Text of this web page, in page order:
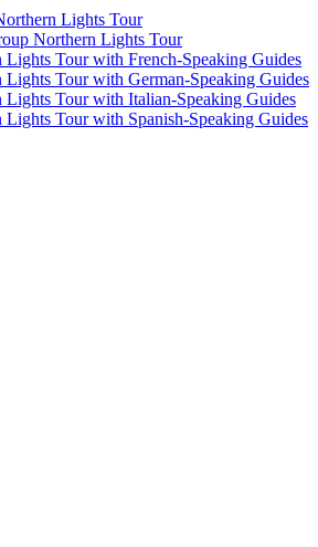
Lights Tour
Northern Lights Tour
Lights Tour with French-Speaking Guides
Lights Tour with German-Speaking Guides
Lights Tour with Italian-Speaking Guides
Lights Tour with Spanish-Speaking Guides